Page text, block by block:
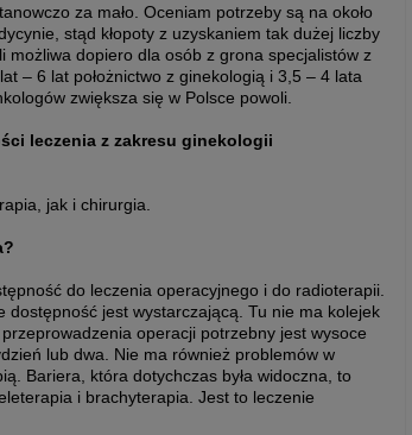
za mało. Oceniam potrzeby są na około
stąd kłopoty z uzyskaniem tak dużej liczby
możliwa dopiero dla osób z grona specjalistów z
– 6 lat położnictwo z ginekologią i 3,5 – 4 lata
zwiększa się w Polsce powoli.
leczenia z zakresu ginekologii
jak i chirurgia.
do leczenia operacyjnego i do radioterapii.
jest wystarczającą. Tu nie ma kolejek
operacji potrzebny jest wysoce
lub dwa. Nie ma również problemów w
Bariera, która dotychczas była widoczna, to
i brachyterapia. Jest to leczenie